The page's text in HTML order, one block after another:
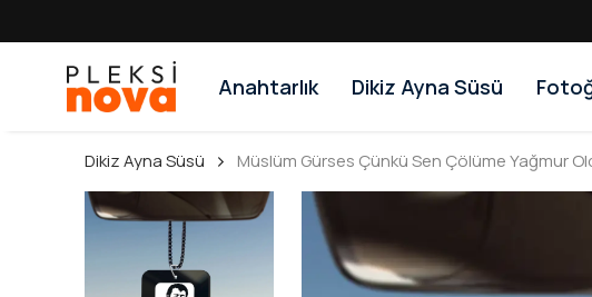
Anahtarlık Dikiz Ayna Süsü
Dikiz Ayna Süsü Müslüm Gürses Çünkü Sen Çölüme Yağmur